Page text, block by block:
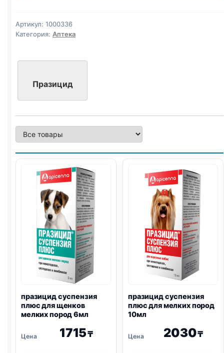
щенков
крупных
Артикул: 1000336
Категория: Аптека
Празицид
празицид суспензия
плюс для щенков
мелких пород 6мл
1715₸
празицид суспензия
плюс для мелких пород
10мл
2030₸